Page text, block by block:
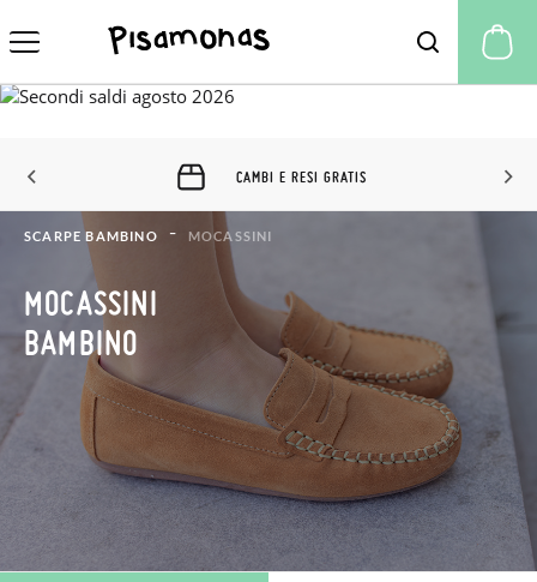
CAMBI E RESI GRATIS
SCARPE BAMBINO MOCASSINI
MOCASSINI
BAMBINO